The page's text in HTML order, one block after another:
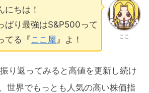
ここ
にちは！
ぱり最強はS&P500って
てる『ここ屋』よ！
り返ってみると高値を更新し続け
世界でもっとも人気の高い株価指